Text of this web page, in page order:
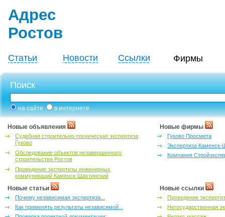
Адрес
Ростов
Статьи Новости Ссылки Фирмы
Поиск
на сайте в интернете
Новые объявления
Судебная строительно-техническая экспертиза
Гуково
Обследование объектов незавершенного
строительства Ростов
Проведение экспертизы инженерных
коммуникаций Каменск-Шахтинский
Новые фирмы
Гуково Просмета
Экспертиза Каменск-
Компания
Новые статьи
Почему независимая экспертиза...
Как применять результаты независимой...
Новые ссылки
Проведение
Негосударственная